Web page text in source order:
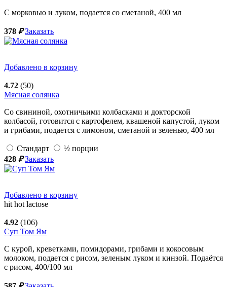
С морковью и луком, подается со сметаной, 400 мл
378 ₽ Заказать
Добавлено в корзину
4.72 (50)
Мясная солянка
Со свининой, охотничьими колбасками и докторской
колбасой, готовится с картофелем, квашеной капустой, луком
и грибами, подается с лимоном, сметаной и зеленью, 400 мл
Стандарт
½ порции
428 ₽ Заказать
Добавлено в корзину
hit hot lactose
4.92 (106)
Суп Том Ям
С курой, креветками, помидорами, грибами и кокосовым
молоком, подается с рисом, зеленым луком и кинзой. Подаётся
с рисом, 400/100 мл